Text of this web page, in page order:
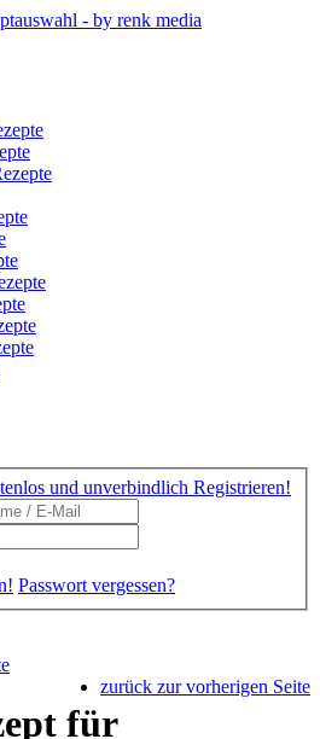
Passwort vergessen?
zurück zur vorherigen Seite
für